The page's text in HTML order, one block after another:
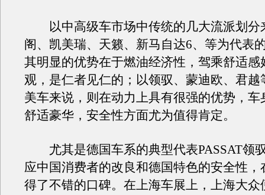
以中高级车市场中传统的几大流派划分
阁、凯美瑞、天籁、新马自达6、等为代表
其明显的优势在于燃油经济性，驾乘舒适感
观，是仁者见仁的；以领驭、蒙迪欧、君越
美车来说，则在动力上具有很强的优势，车
舒适豪华，安全性方面尤为值得肯定。
尤其是德国车系的典型代表PASSAT领
应中国消费者的改良和德国特色的安全性，
得了不错的口碑。在上海车展上，上海大众